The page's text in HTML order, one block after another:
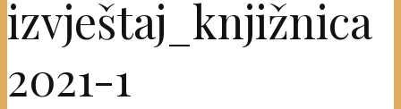
izvještaj_knjižnica
2021-1